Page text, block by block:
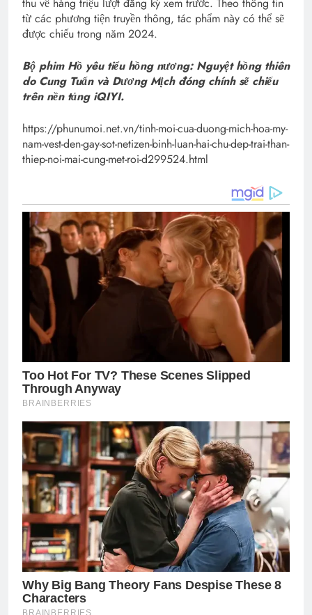
từ các phương tiện truyền thông, tác phẩm này có thể sẽ
được chiếu trong năm 2024.
Bộ phim Hồ yêu tiểu hồng nương: Nguyệt hồng thiên
do Cung Tuấn và Dương Mịch đóng chính sẽ chiếu
trên nền tảng iQIYI.
https://phunumoi.net.vn/tinh-moi-cua-duong-mich-hoa-my-
nam-vest-den-gay-sot-netizen-binh-luan-hai-chu-dep-trai-than-
thiep-noi-mai-cung-met-roi-d299524.html